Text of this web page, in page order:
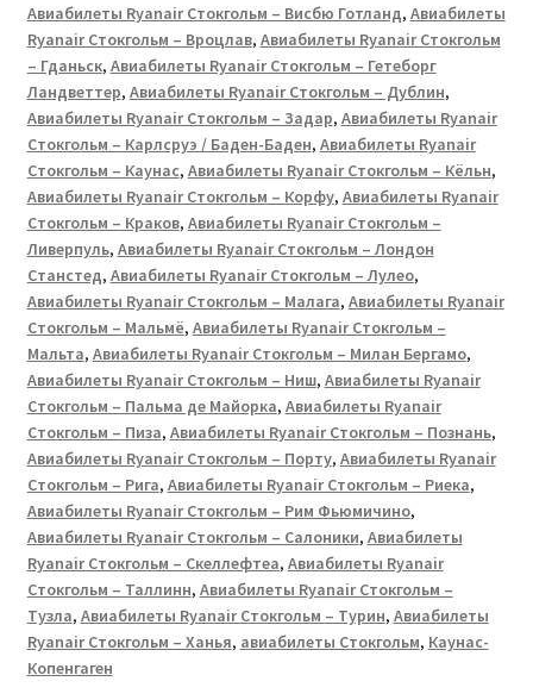
Авиабилеты Ryanair Стокгольм – Висбю Готланд, Авиабилеты
Ryanair Стокгольм – Вроцлав, Авиабилеты Ryanair Стокгольм
– Гданьск, Авиабилеты Ryanair Стокгольм – Гетеборг
Ландветтер, Авиабилеты Ryanair Стокгольм – Дублин,
Авиабилеты Ryanair Стокгольм – Задар, Авиабилеты Ryanair
Стокгольм – Карлсруэ / Баден-Баден, Авиабилеты Ryanair
Стокгольм – Каунас, Авиабилеты Ryanair Стокгольм – Кёльн,
Авиабилеты Ryanair Стокгольм – Корфу, Авиабилеты Ryanair
Стокгольм – Краков, Авиабилеты Ryanair Стокгольм –
Ливерпуль, Авиабилеты Ryanair Стокгольм – Лондон
Станстед, Авиабилеты Ryanair Стокгольм – Лулео,
Авиабилеты Ryanair Стокгольм – Малага, Авиабилеты Ryanair
Стокгольм – Мальмё, Авиабилеты Ryanair Стокгольм –
Мальта, Авиабилеты Ryanair Стокгольм – Милан Бергамо,
Авиабилеты Ryanair Стокгольм – Ниш, Авиабилеты Ryanair
Стокгольм – Пальма де Майорка, Авиабилеты Ryanair
Стокгольм – Пиза, Авиабилеты Ryanair Стокгольм – Познань,
Авиабилеты Ryanair Стокгольм – Порту, Авиабилеты Ryanair
Стокгольм – Рига, Авиабилеты Ryanair Стокгольм – Риека,
Авиабилеты Ryanair Стокгольм – Рим Фьюмичино,
Авиабилеты Ryanair Стокгольм – Салоники, Авиабилеты
Ryanair Стокгольм – Скеллефтеа, Авиабилеты Ryanair
Стокгольм – Таллинн, Авиабилеты Ryanair Стокгольм –
Тузла, Авиабилеты Ryanair Стокгольм – Турин, Авиабилеты
Ryanair Стокгольм – Ханья, авиабилеты Стокгольм, Каунас-
Копенгаген